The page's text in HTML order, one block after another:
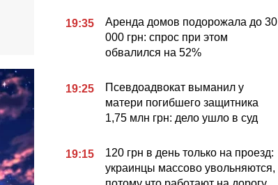
19:35
Аренда домов подорожала до 30
000 грн: спрос при этом
обвалился на 52%
19:25
Псевдоадвокат выманил у
матери погибшего защитника
1,75 млн грн: дело ушло в суд
19:15
120 грн в день только на проезд:
украинцы массово увольняются,